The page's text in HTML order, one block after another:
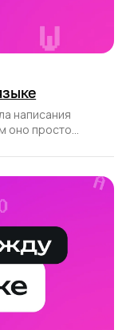
написания
оно просто